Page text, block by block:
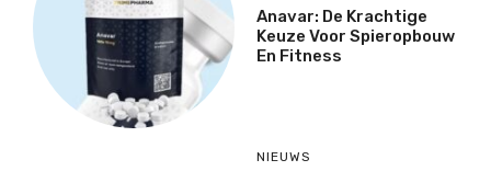
Anavar: De Krachtige
Keuze Voor Spieropbouw
En Fitness
NIEUWS